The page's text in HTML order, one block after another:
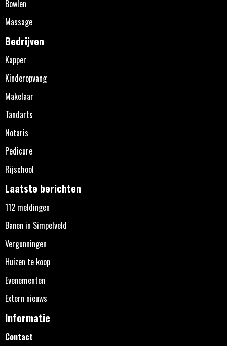
Bowlen
Massage
Bedrijven
Kapper
Kinderopvang
Makelaar
Tandarts
Notaris
Pedicure
Rijschool
Laatste berichten
112 meldingen
Banen in Simpelveld
Vergunningen
Huizen te koop
Evenementen
Extern nieuws
Informatie
Contact